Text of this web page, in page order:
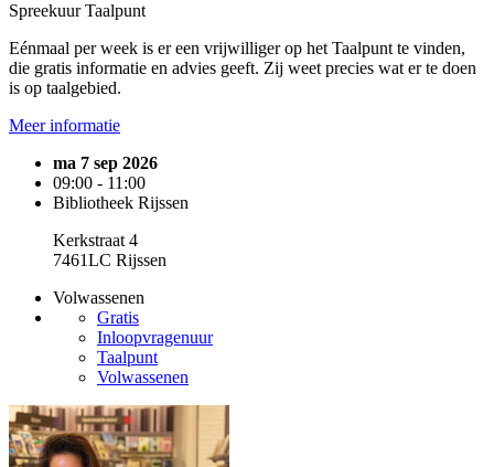
Spreekuur Taalpunt
Eénmaal per week is er een vrijwilliger op het Taalpunt te vinden,
die gratis informatie en advies geeft. Zij weet precies wat er te doen
is op taalgebied.
Meer informatie
ma 7 sep 2026
09:00 - 11:00
Bibliotheek Rijssen
Kerkstraat 4
7461LC Rijssen
Volwassenen
Gratis
Inloopvragenuur
Taalpunt
Volwassenen